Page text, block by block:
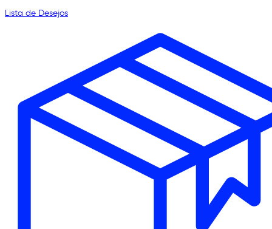
Lista de Desejos